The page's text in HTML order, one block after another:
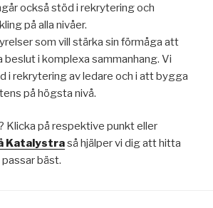
också stöd i rekrytering och
på alla nivåer.
som vill stärka sin förmåga att
i komplexa sammanhang. Vi
i rekrytering av ledare och i att bygga
på högsta nivå.
Klicka på respektive punkt eller
Katalystraså hjälper vi dig att hitta
bäst.